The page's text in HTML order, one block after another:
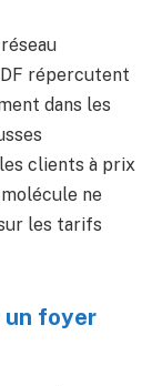
répercutent
dans les
clients à prix
ne
les tarifs
un foyer